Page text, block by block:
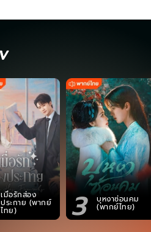
เมื่อรักส่อง
ประกาย (พากย์
ไทย) 3 บุหงาซ่อนคม
(พากย์ไทย)